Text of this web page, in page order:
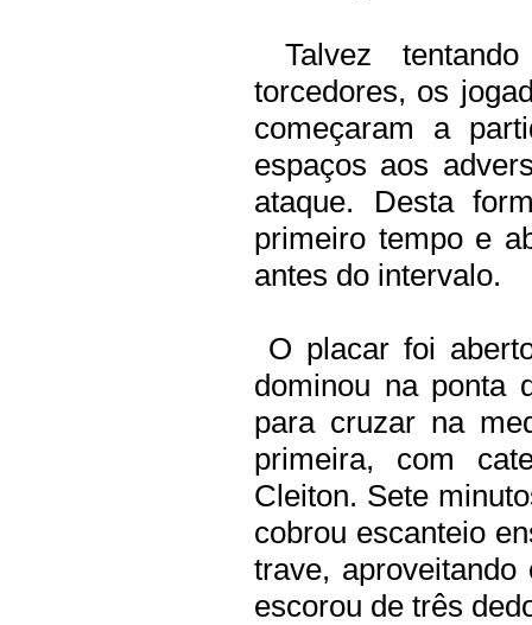
Talvez
torcedores, os
começaram a
espaços aos
ataque. Desta
primeiro tempo e
antes do intervalo.
O placar foi
dominou na ponta
para cruzar na
primeira, com
Cleiton. Sete
cobrou escanteio
trave,
escorou de três